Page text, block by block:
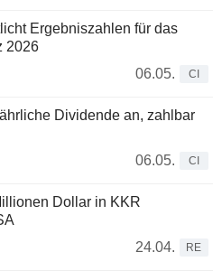
Ergebniszahlen für das
2026
06.05.
CI
Dividende an, zahlbar
06.05.
CI
Dollar in KKR
24.04.
RE